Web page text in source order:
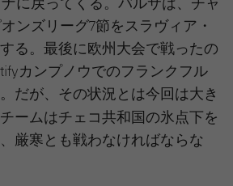
ンズリーグ7節をスラヴィア・
る。最後に欧州大会で戦ったの
カンプノウでのフランクフル
だが、その状況とは今回は大き
ームはチェコ共和国の氷点下を
厳寒とも戦わなければならな